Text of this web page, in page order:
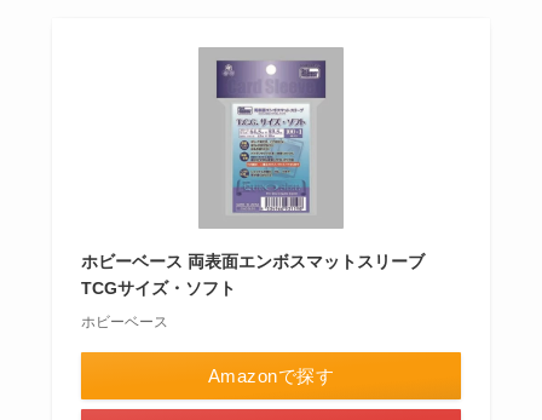
ホビーベース 両表面エンボスマットスリーブ
TCGサイズ・ソフト
ホビーベース
Amazonで探す